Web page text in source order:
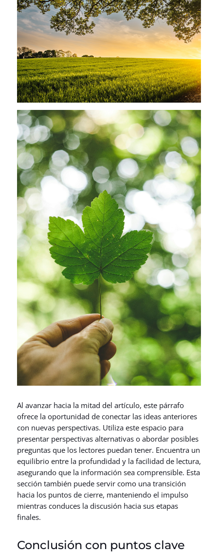
Al avanzar hacia la mitad del artículo, este párrafo
ofrece la oportunidad de conectar las ideas anteriores
con nuevas perspectivas. Utiliza este espacio para
presentar perspectivas alternativas o abordar posibles
preguntas que los lectores puedan tener. Encuentra un
equilibrio entre la profundidad y la facilidad de lectura,
asegurando que la información sea comprensible. Esta
sección también puede servir como una transición
hacia los puntos de cierre, manteniendo el impulso
mientras conduces la discusión hacia sus etapas
finales.
Conclusión con puntos clave